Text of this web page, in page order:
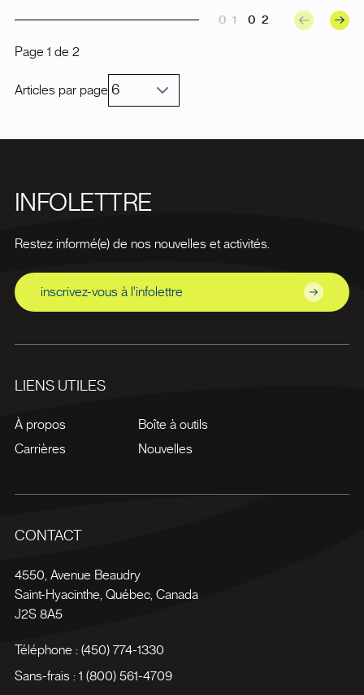
01 02
Page 1 de 2
Articles par page
INFOLETTRE
Restez informé(e) de nos nouvelles et activités.
inscrivez-vous à l'infolettre
LIENS UTILES
À propos
Carrières
Boîte à outils
Nouvelles
CONTACT
4550, Avenue Beaudry
Saint-Hyacinthe Québec, Canada
J2S 8A5
Téléphone : (450) 774-1330
Sans-frais : 1 (800) 561-4709